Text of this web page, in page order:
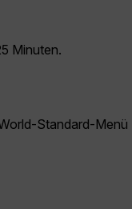
Minuten.
Standard-Menü